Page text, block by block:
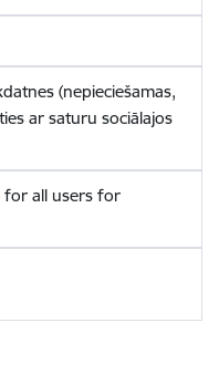
(nepieciešamas,
ar saturu sociālajos
for all users for